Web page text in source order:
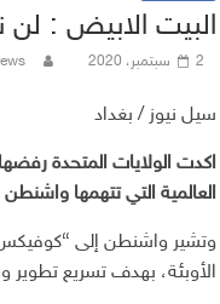
البيت الابيض :
2 سبتمبر، 2020
سيل نيوز / بغداد
اكدت الولايات المتحدة
العالمية التي تتهمها
وتشير واشنطن إلى
الأوبئة، بهدف تسريع تطوير